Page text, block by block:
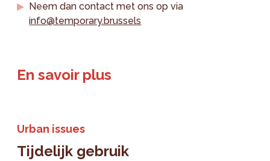
Neem dan contact met ons op via
info@temporary.brussels
En savoir plus
Urban issues
Tijdelijk gebruik